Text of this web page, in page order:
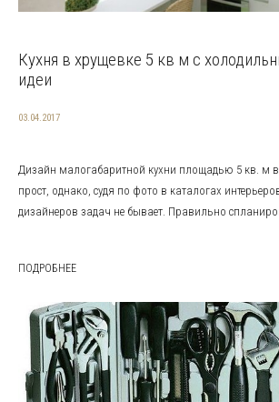
Кухня в хрущевке 5 кв м с
идеи
03.04.2017
Дизайн малогабаритной кухни площадью 5 кв. м в
прост, однако, судя по фото в каталогах
дизайнеров задач не бывает. Правильно
ПОДРОБНЕЕ